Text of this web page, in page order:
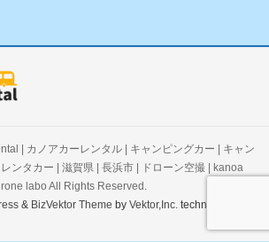
| カノアカーレンタル | キャンピングカー | キャン
ンタカー | 滋賀県 | 長浜市 | ドローン空撮 | kanoa
labo All Rights Reserved.
& BizVektor Theme byVektor,Inc. technology.